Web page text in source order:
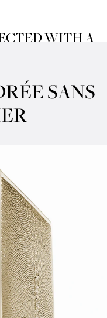
WITH A
SANS